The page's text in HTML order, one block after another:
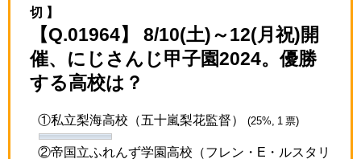
切 】
【Q.01964】 8/10(土)～12(月祝)開
催、にじさんじ甲子園2024。優勝
する高校は？
①私立梨海高校（五十嵐梨花監督） (25%, 1 票)
②帝国立ふれんず学園高校（フレン・E・ルスタリ